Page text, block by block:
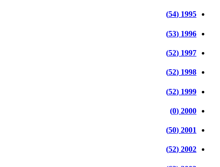
1995 (54)
1996 (53)
1997 (52)
1998 (52)
1999 (52)
2000 (0)
2001 (50)
2002 (52)